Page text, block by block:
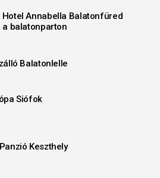
Hotel Annabella Balatonfüred
a balatonparton
Balatonlelle
Siófok
Keszthely